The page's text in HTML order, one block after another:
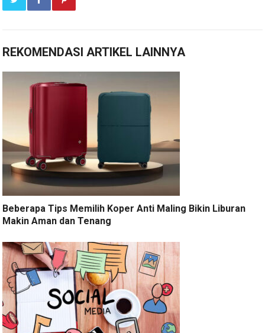
REKOMENDASI ARTIKEL LAINNYA
Beberapa Tips Memilih Koper Anti Maling Bikin Liburan
Makin Aman dan Tenang